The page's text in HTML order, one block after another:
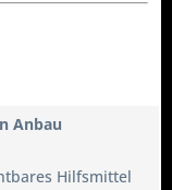
Anbau
Hilfsmittel